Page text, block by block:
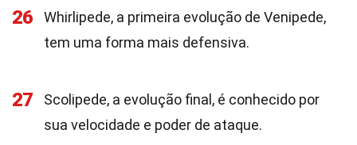
26
Whirlipede, a primeira evolução de Venipede,
tem uma forma mais defensiva.
27
Scolipede, a evolução final, é conhecido por
sua velocidade e poder de ataque.